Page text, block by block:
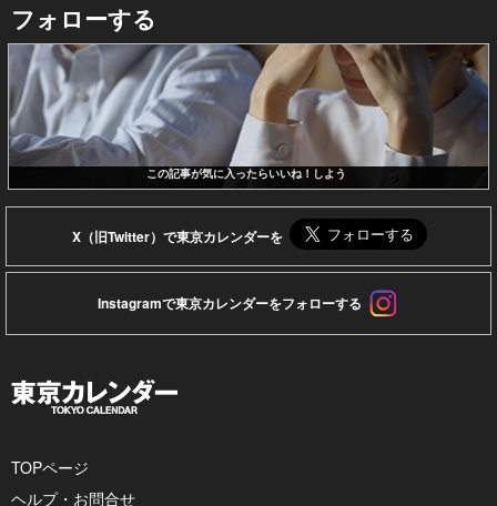
フォローする
この記事が気に入ったらいいね！しよう
X（旧Twitter）で東京カレンダーを
Instagramで東京カレンダーをフォローする
TOPページ
ヘルプ・お問合せ